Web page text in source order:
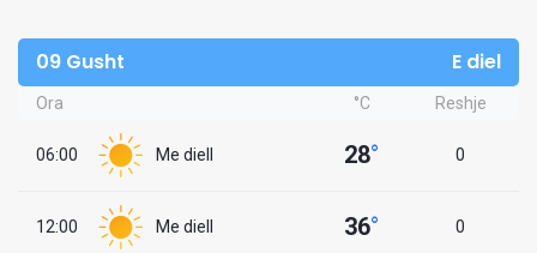
09 Gusht E diel
Ora °C Reshje
06:00 Me diell 28° 0
12:00 Me diell 36° 0